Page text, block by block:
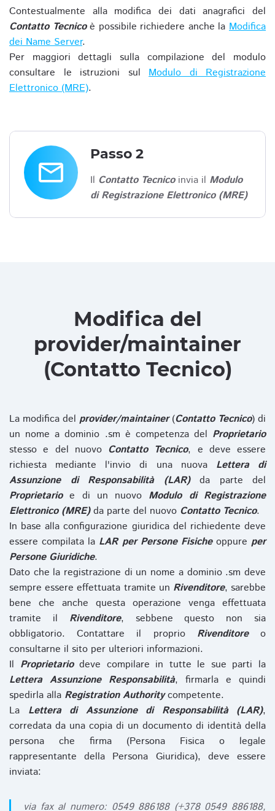
Contestualmente alla modifica dei dati anagrafici del
Contatto Tecnicoè possibile richiedere anche laModifica
dei Name Server.
Per maggiori dettagli sulla compilazione del modulo
consultare le istruzioni sul Modulo di Registrazione
Elettronico (MRE).
email
Passo 2
Il Contatto Tecnicoinvia il Modulo
di Registrazione Elettronico (MRE)
Modifica del
provider/maintainer
(Contatto Tecnico)
La modifica del provider/maintainer(Contatto Tecnico) di
un nome a dominio .sm è competenza del Proprietario
stesso e del nuovo Contatto Tecnico, e deve essere
richiesta mediante l'invio di una nuova Lettera di
Assunzione di Responsabilità (LAR)da parte del
Proprietarioe di un nuovo Modulo di Registrazione
Elettronico (MRE)da parte del nuovo Contatto Tecnico.
In base alla configurazione giuridica del richiedente deve
essere compilata la LAR per Persone Fisicheoppure per
Persone Giuridiche.
Dato che la registrazione di un nome a dominio .sm deve
sempre essere effettuata tramite un Rivenditore, sarebbe
bene che anche questa operazione venga effettuata
tramite il Rivenditore, sebbene questo non sia
obbligatorio. Contattare il proprio Rivenditoreo
consultarne il sito per ulteriori informazioni.
Il Proprietariodeve compilare in tutte le sue parti la
Lettera Assunzione Responsabilità, firmarla e quindi
spedirla alla Registration Authoritycompetente.
La Lettera di Assunzione di Responsabilità (LAR),
corredata da una copia di un documento di identità della
persona che firma (Persona Fisica o legale
rappresentante della Persona Giuridica), deve essere
inviata:
via fax al numero: 0549 886188 (+378 0549 886188,